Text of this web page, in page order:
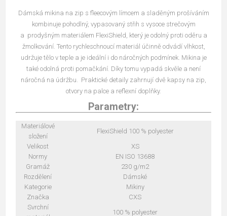
Dámská mikina na zip s fleecovým límcem a sladěným prošíváním
kombinuje pohodlný, vypasovaný střih s vysoce strečovým
a prodyšným materiálem FlexiShield, který je odolný proti oděru a
žmolkování. Tento rychleschnoucí materiál účinně odvádí vlhkost,
udržuje tělo v teple a je ideální i do náročných podmínek. Mikina je
také odolná proti pomačkání. Díky tomu vypadá skvěle a není
náročná na údržbu. Praktické detaily zahrnují dvě kapsy na zip,
otvory na palce a reflexní doplňky.
Parametry:
Materiálové
složení
FlexiShield 100 % polyester
Velikost
XS
Normy
EN ISO 13688
Gramáž
230 g/m2
Rozdělení
Dámské
Kategorie
Mikiny
Značka
CXS
Svrchní
100 % polyester